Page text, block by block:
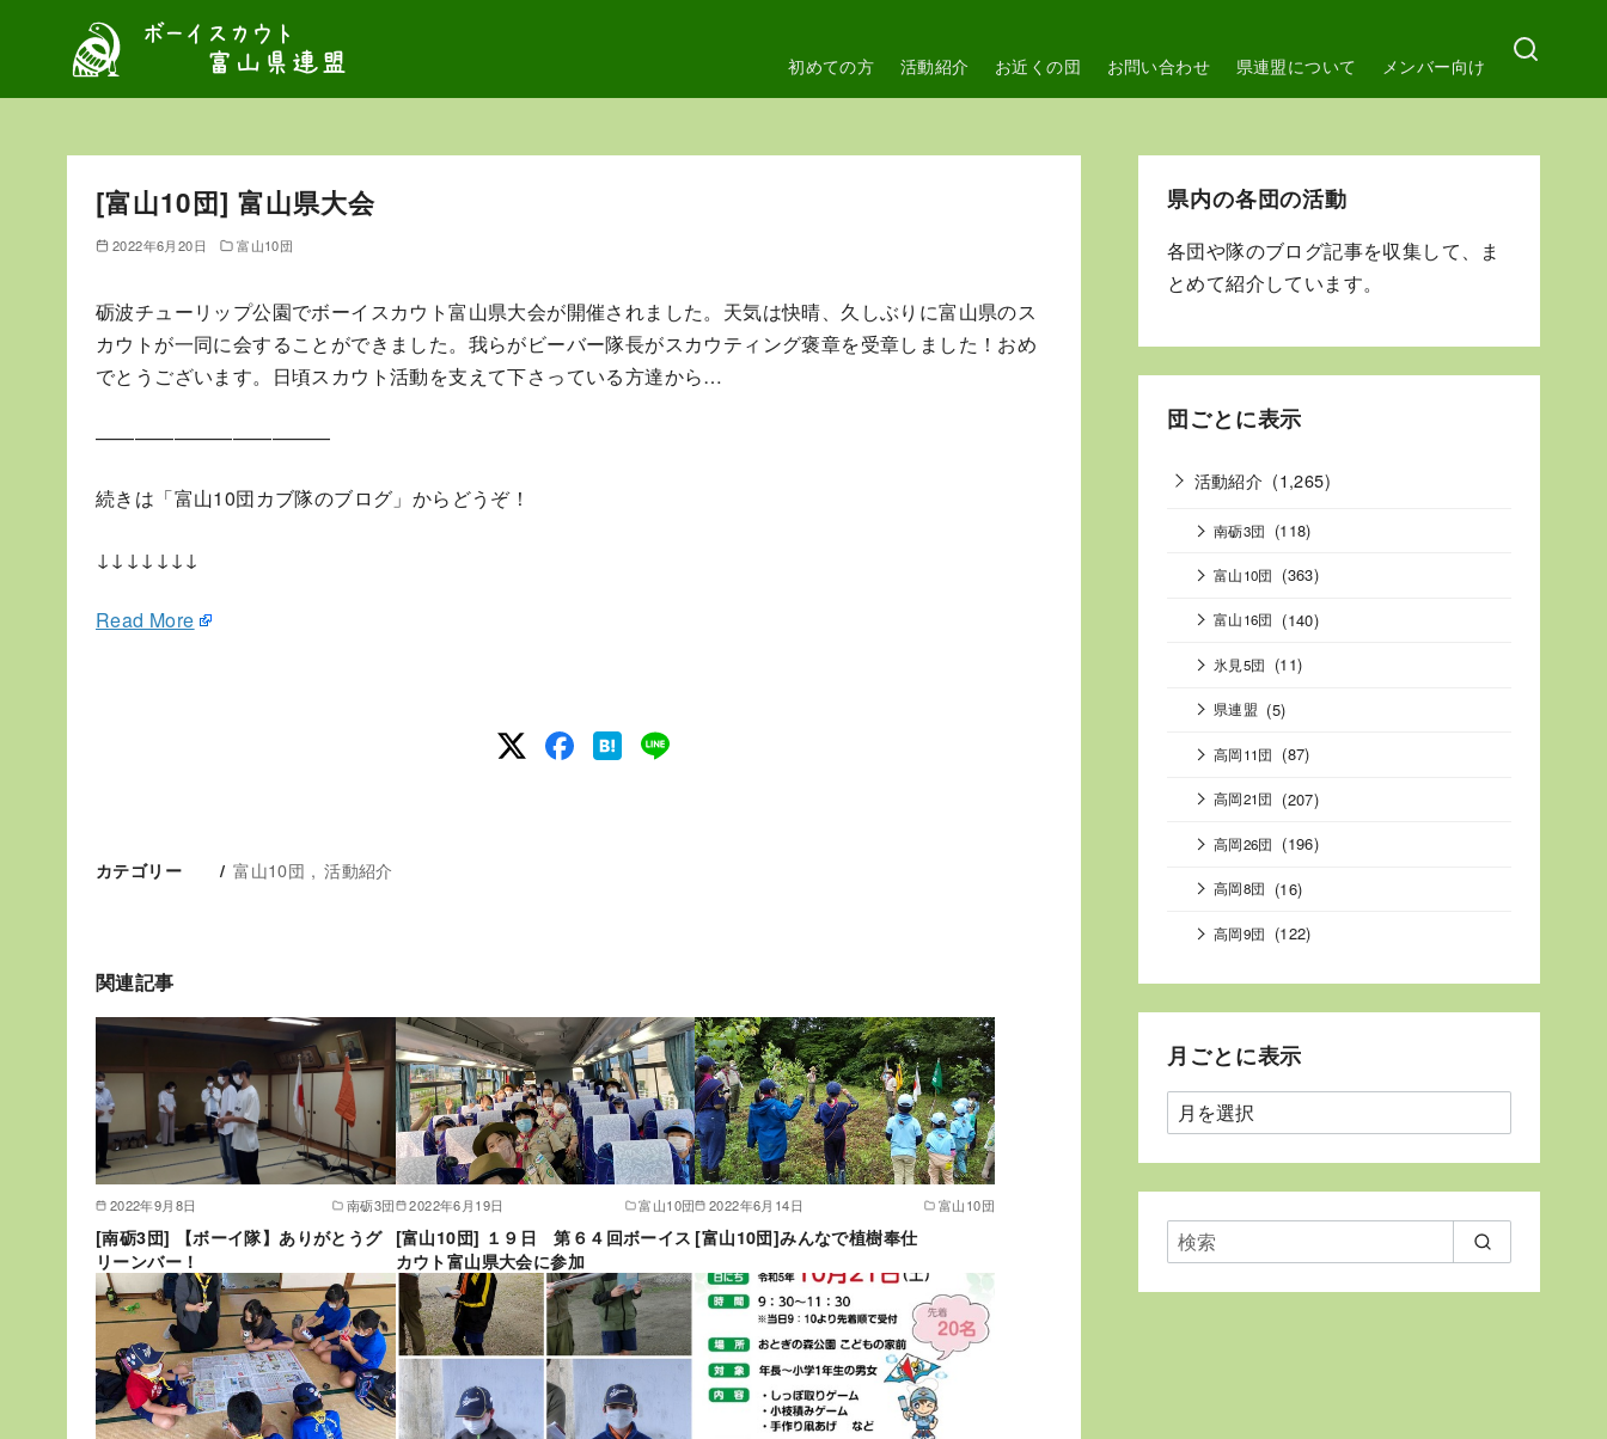
初めての方 活動紹介 お近くの団 お問い合わせ 県連盟について メンバー向け
[富山10団] 富山県大会
2022年6月20日 富山10団
砺波チューリップ公園でボーイスカウト富山県大会が開催されました。天気は快晴、久しぶりに富山県のス
カウトが一同に会することができました。我らがビーバー隊長がスカウティング褒章を受章しました！おめ
でとうございます。日頃スカウト活動を支えて下さっている方達から…
————————————
続きは「富山10団カブ隊のブログ」からどうぞ！
↓↓↓↓↓↓↓
Read More
カテゴリー 富山10団 活動紹介
関連記事
2022年9月8日 南砺3団
[南砺3団] 【ボーイ隊】ありがとうグ
リーンバー！
2022年6月19日 富山10団
[富山10団] １９日 第６４回ボーイス
カウト富山県大会に参加
2022年6月14日 富山10団
[富山10団]みんなで植樹奉仕
県内の各団の活動
各団や隊のブログ記事を収集して、ま
とめて紹介しています。
団ごとに表示
活動紹介 (1,265)
南砺3団 (118)
富山10団 (363)
富山16団 (140)
氷見5団 (11)
県連盟 (5)
高岡11団 (87)
高岡21団 (207)
高岡26団 (196)
高岡8団 (16)
高岡9団 (122)
月ごとに表示
月
ご
と
表
示